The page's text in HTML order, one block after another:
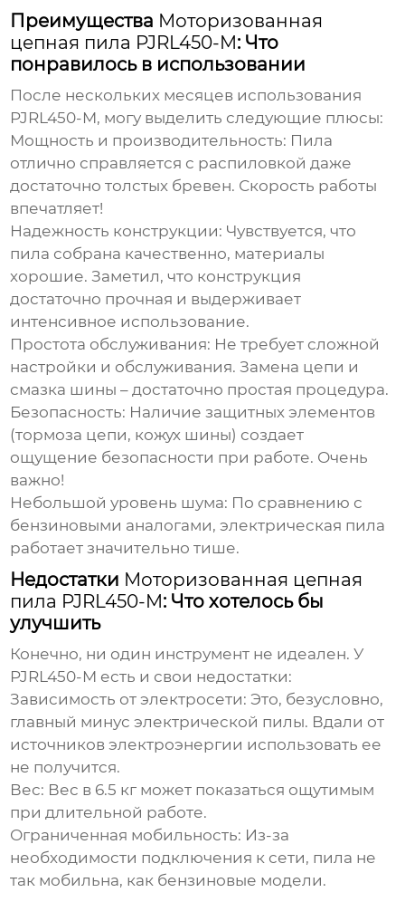
Преимущества Моторизованная
цепная пила PJRL450-M: Что
понравилось в использовании
После нескольких месяцев использования
PJRL450-M, могу выделить следующие плюсы:
Мощность и производительность: Пила
отлично справляется с распиловкой даже
достаточно толстых бревен. Скорость работы
впечатляет!
Надежность конструкции: Чувствуется, что
пила собрана качественно, материалы
хорошие. Заметил, что конструкция
достаточно прочная и выдерживает
интенсивное использование.
Простота обслуживания: Не требует сложной
настройки и обслуживания. Замена цепи и
смазка шины – достаточно простая процедура.
Безопасность: Наличие защитных элементов
(тормоза цепи, кожух шины) создает
ощущение безопасности при работе. Очень
важно!
Небольшой уровень шума: По сравнению с
бензиновыми аналогами, электрическая пила
работает значительно тише.
Недостатки Моторизованная цепная
пила PJRL450-M: Что хотелось бы
улучшить
Конечно, ни один инструмент не идеален. У
PJRL450-M есть и свои недостатки:
Зависимость от электросети: Это, безусловно,
главный минус электрической пилы. Вдали от
источников электроэнергии использовать ее
не получится.
Вес: Вес в 6.5 кг может показаться ощутимым
при длительной работе.
Ограниченная мобильность: Из-за
необходимости подключения к сети, пила не
так мобильна, как бензиновые модели.